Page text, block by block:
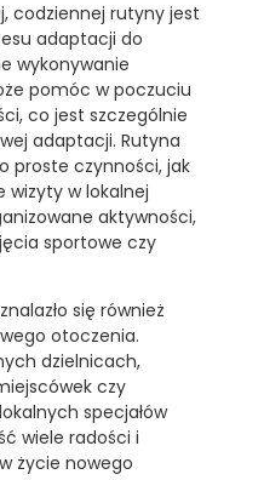
codziennej rutyny jest
adaptacji do
wykonywanie
pomóc w poczuciu
co jest szczególnie
adaptacji. Rutyna
proste czynności, jak
wizyty w lokalnej
aktywności,
sportowe czy
się również
otoczenia.
dzielnicach,
czy
specjałów
wiele radości i
życie nowego